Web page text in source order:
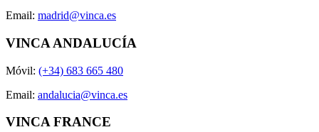
Email: madrid@vinca.es
VINCA ANDALUCÍA
Móvil: (+34) 683 665 480
Email: andalucia@vinca.es
VINCA FRANCE